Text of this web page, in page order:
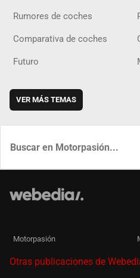
Rumores de coches
Comparativa de coches
Futuro
VER MÁS TEMAS
Motorpasión
Otras publicaciones de